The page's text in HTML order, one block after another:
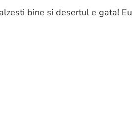
bine si desertul e gata! Eu